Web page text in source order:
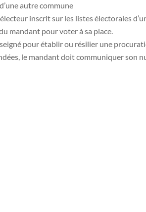
autre commune
inscrit sur les listes électorales
mandant pour voter à sa place.
pour établir ou résilier une
le mandant doit communiquer son